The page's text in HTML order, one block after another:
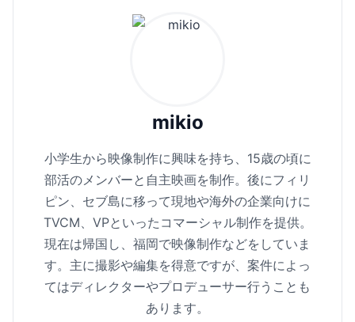
mikio
小学生から映像制作に興味を持ち、15歳の頃に
部活のメンバーと自主映画を制作。後にフィリ
ピン、セブ島に移って現地や海外の企業向けに
TVCM、VPといったコマーシャル制作を提供。
現在は帰国し、福岡で映像制作などをしていま
す。主に撮影や編集を得意ですが、案件によっ
てはディレクターやプロデューサー行うことも
あります。